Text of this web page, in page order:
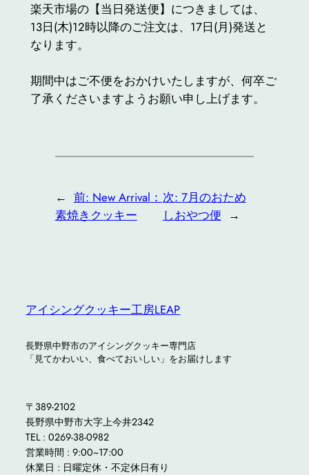
楽天市場の【当日発送便】につきましては、
13日(木)12時以降のご注文は、17日(月)発送と
なります。
期間中はご不便をおかけいたしますが、何卒ご
了承くださいますようお願い申し上げます。
← 前: New Arrival：
素焼きクッキー
次: 7月のおため
しおやつ便 →
アイシングクッキー工房LEAP
長野県中野市のアイシングクッキー専門店
「見てかわいい、食べておいしい」をお届けします
〒389-2102
長野県中野市大字上今井2342
TEL : 0269-38-0982
営業時間 : 9:00~17:00
休業日 : 日曜定休・不定休日有り